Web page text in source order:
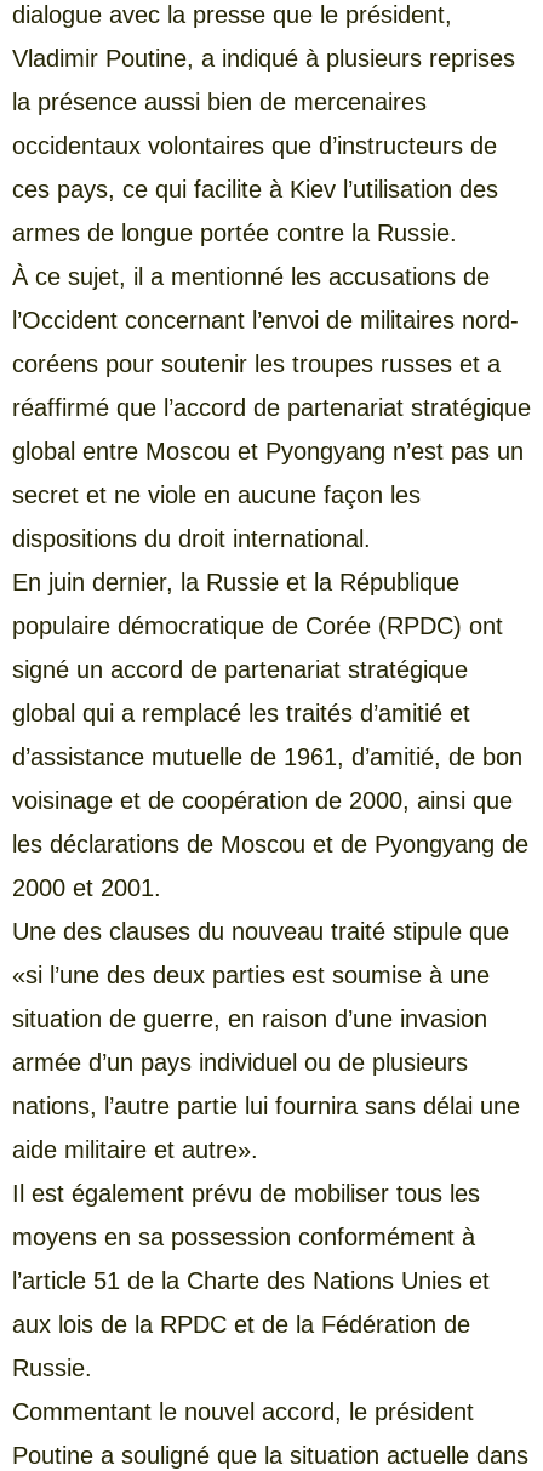
dialogue avec la presse que le président,
Vladimir Poutine, a indiqué à plusieurs reprises
la présence aussi bien de mercenaires
occidentaux volontaires que d’instructeurs de
ces pays, ce qui facilite à Kiev l’utilisation des
armes de longue portée contre la Russie.
À ce sujet, il a mentionné les accusations de
l’Occident concernant l’envoi de militaires nord-
coréens pour soutenir les troupes russes et a
réaffirmé que l’accord de partenariat stratégique
global entre Moscou et Pyongyang n’est pas un
secret et ne viole en aucune façon les
dispositions du droit international.
En juin dernier, la Russie et la République
populaire démocratique de Corée (RPDC) ont
signé un accord de partenariat stratégique
global qui a remplacé les traités d’amitié et
d’assistance mutuelle de 1961, d’amitié, de bon
voisinage et de coopération de 2000, ainsi que
les déclarations de Moscou et de Pyongyang de
2000 et 2001.
Une des clauses du nouveau traité stipule que
«si l’une des deux parties est soumise à une
situation de guerre, en raison d’une invasion
armée d’un pays individuel ou de plusieurs
nations, l’autre partie lui fournira sans délai une
aide militaire et autre».
Il est également prévu de mobiliser tous les
moyens en sa possession conformément à
l’article 51 de la Charte des Nations Unies et
aux lois de la RPDC et de la Fédération de
Russie.
Commentant le nouvel accord, le président
Poutine a souligné que la situation actuelle dans